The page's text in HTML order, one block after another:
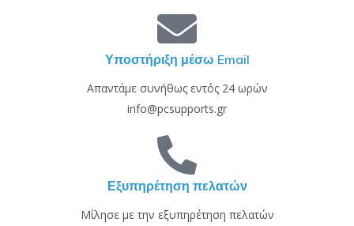
Υποστήριξη μέσω Email
Απαντάμε συνήθως εντός 24 ωρών
info@pcsupports.gr
Εξυπηρέτηση πελατών
Μίλησε με την εξυπηρέτηση πελατών